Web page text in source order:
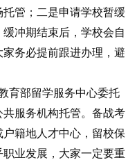
管；二是申请学校暂缓
冲期结束后，学校会自
务必提前跟进办理，避
育部留学服务中心委托
服务机构托管。备战考
籍地人才中心，留校保
业发展，大家一定要重